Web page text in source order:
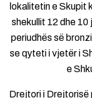
lokalitetin e Skupit
shekullit 12 dhe
periudhës së
se qyteti i vjetër i
e
Drejtori i Drejtorisë